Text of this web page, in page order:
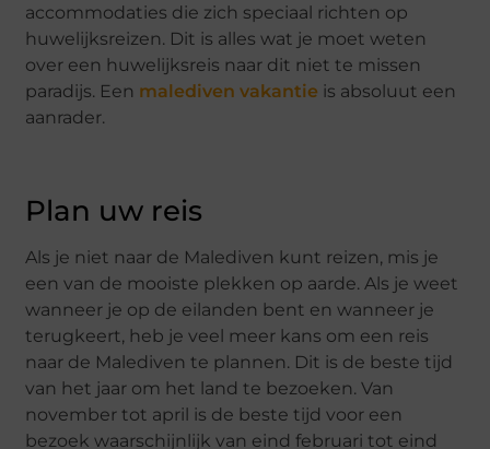
accommodaties die zich speciaal richten op
huwelijksreizen. Dit is alles wat je moet weten
over een huwelijksreis naar dit niet te missen
paradijs. Een malediven vakantie is absoluut een
aanrader.
Plan uw reis
Als je niet naar de Malediven kunt reizen, mis je
een van de mooiste plekken op aarde. Als je weet
wanneer je op de eilanden bent en wanneer je
terugkeert, heb je veel meer kans om een reis
naar de Malediven te plannen. Dit is de beste tijd
van het jaar om het land te bezoeken. Van
november tot april is de beste tijd voor een
bezoek waarschijnlijk van eind februari tot eind